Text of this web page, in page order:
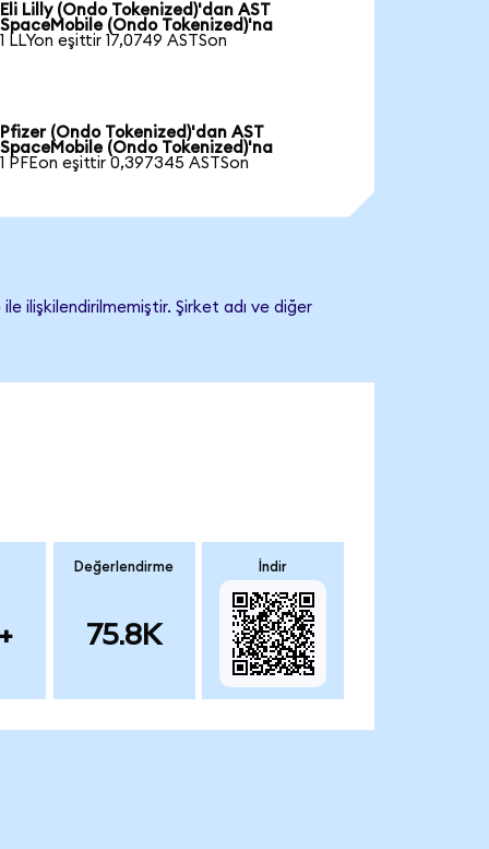
Eli Lilly (Ondo Tokenized)'dan AST
SpaceMobile (Ondo Tokenized)'na
1 LLYon eşittir 17,0749 ASTSon
Pfizer (Ondo Tokenized)'dan AST
SpaceMobile (Ondo Tokenized)'na
1 PFEon eşittir 0,397345 ASTSon
ilişkilendirilmemiştir. Şirket adı ve diğer
Değerlendirme
75.8K
İndir